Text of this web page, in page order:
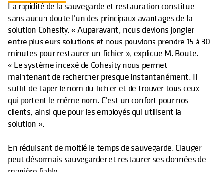
La rapidité de la sauvegarde et restauration constitue
sans aucun doute l'un des principaux avantages de la
solution Cohesity. « Auparavant, nous devions jongler
entre plusieurs solutions et nous pouvions prendre 15 à 30
minutes pour restaurer un fichier », explique M. Boute.
« Le système indexé de Cohesity nous permet
maintenant de rechercher presque instantanément. Il
suffit de taper le nom du fichier et de trouver tous ceux
qui portent le même nom. C'est un confort pour nos
clients, ainsi que pour les employés qui utilisent la
solution ».
En réduisant de moitié le temps de sauvegarde, Clauger
peut désormais sauvegarder et restaurer ses données de